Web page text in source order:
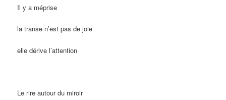
Il y a méprise
la transe n’est pas de joie
elle dérive l’attention
Le rire autour du miroir